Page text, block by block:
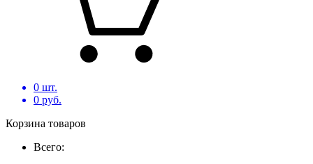
0 шт.
0 руб.
Корзина товаров
Всего: